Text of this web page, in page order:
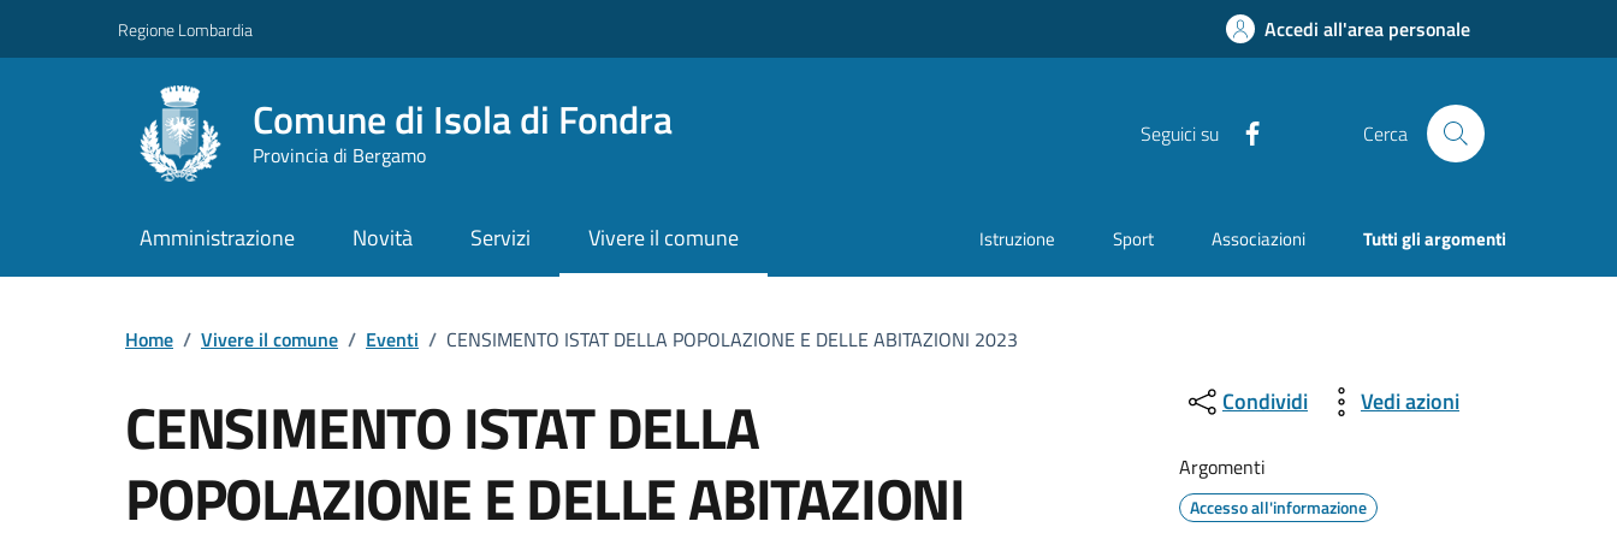
Regione Lombardia Accedi all'area personale
Comune di Isola di Fondra
Provincia di Bergamo
Seguici su Cerca
Amministrazione Novità Servizi Vivere il comune Istruzione Sport Associazioni Tutti gli argomenti
Home / Vivere il comune / Eventi / CENSIMENTO ISTAT DELLA POPOLAZIONE E DELLE ABITAZIONI 2023
CENSIMENTO ISTAT DELLA
POPOLAZIONE E DELLE ABITAZIONI
Condividi Vedi azioni
Argomenti
Accesso all'informazione